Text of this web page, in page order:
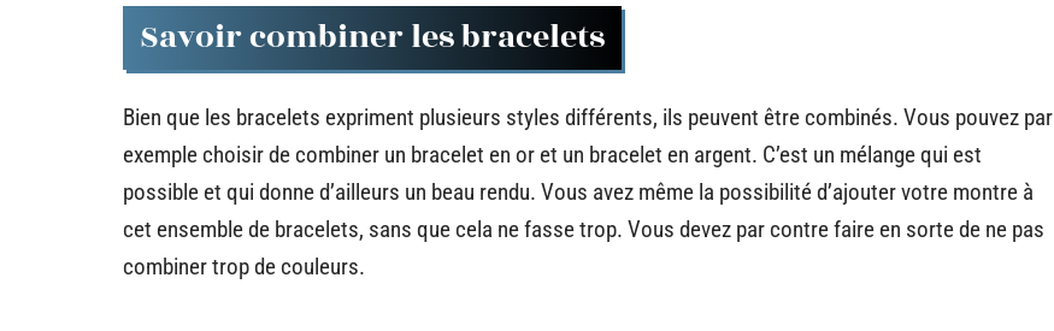
Savoir combiner les bracelets
Bien que les bracelets expriment plusieurs styles différents, ils peuvent être combinés. Vous pouvez par
exemple choisir de combiner un bracelet en or et un bracelet en argent. C’est un mélange qui est
possible et qui donne d’ailleurs un beau rendu. Vous avez même la possibilité d’ajouter votre montre à
cet ensemble de bracelets, sans que cela ne fasse trop. Vous devez par contre faire en sorte de ne pas
combiner trop de couleurs.